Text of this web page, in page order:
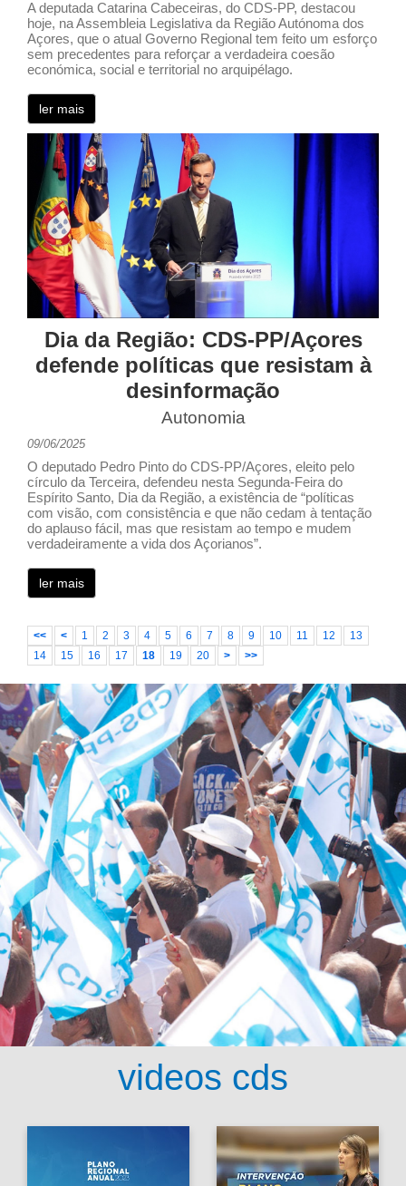
A deputada Catarina Cabeceiras, do CDS-PP, destacou
hoje, na Assembleia Legislativa da Região Autónoma dos
Açores, que o atual Governo Regional tem feito um esforço
sem precedentes para reforçar a verdadeira coesão
económica, social e territorial no arquipélago.
ler mais
Dia da Região: CDS-PP/Açores
defende políticas que resistam à
desinformação
Autonomia
09/06/2025
O deputado Pedro Pinto do CDS-PP/Açores, eleito pelo
círculo da Terceira, defendeu nesta Segunda-Feira do
Espírito Santo, Dia da Região, a existência de “políticas
com visão, com consistência e que não cedam à tentação
do aplauso fácil, mas que resistam ao tempo e mudem
verdadeiramente a vida dos Açorianos”.
ler mais
<< < 1 2 3 4 5 6 7 8 9 10 11 12
13
14
15 16 17 18 19 20 > >>
videos cds